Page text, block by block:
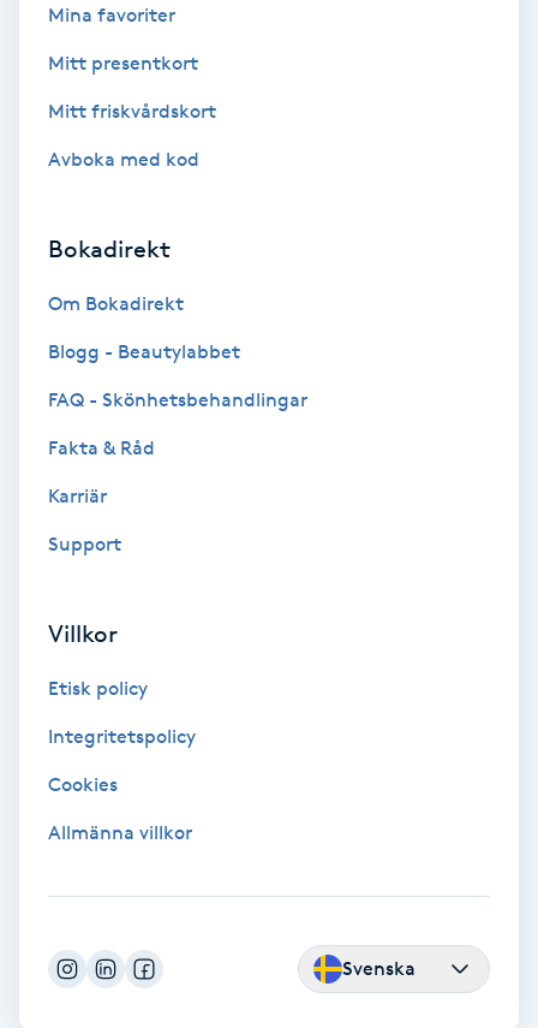
Tuina-massage
Taktil massage
Tandblekning
Tatueringsborttagning
Thaimassage
Toning
Torrborstning
Triggerpunktsmassage
Trådning
Tvätt & Fön
Mina favoriter
Mitt presentkort
Mitt friskvårdskort
Avboka med kod
Bokadirekt
Om Bokadirekt
Blogg - Beautylabbet
FAQ - Skönhetsbehandlingar
Fakta & Råd
Karriär
Support
Villkor
Etisk policy
Integritetspolicy
Cookies
Allmänna villkor
Svenska